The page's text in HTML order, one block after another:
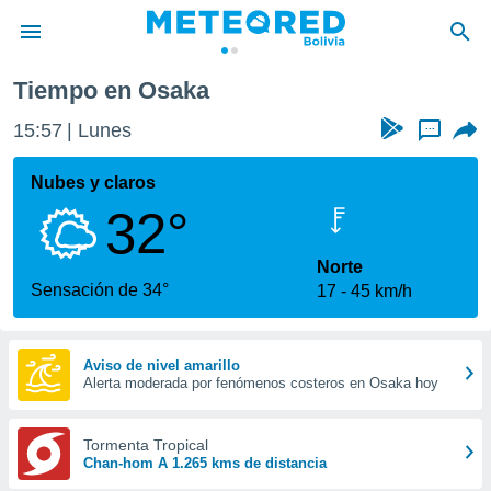
de
ha
calidad.
a este
las
y
forma
digital
basada
Tiempo en Osaka
15:57 Lunes ...
Nubes y claros
32°
Sensación de 34°
Norte
17
45 km/h
Aviso de nivel amarillo
Alerta moderada por fenómenos costeros en Osaka hoy
Tormenta Tropical
Chan-hom A 1.265 kms de distancia